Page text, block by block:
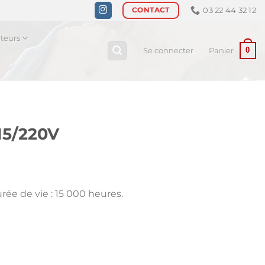
CONTACT 03 22 44 32 12
Se connecter Panier 0
220V
de vie : 15 000 heures.